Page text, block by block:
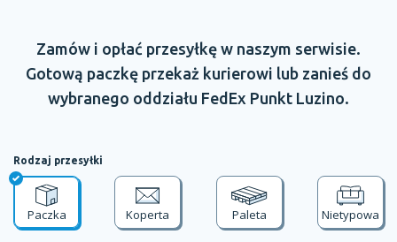
Zamów i opłać przesyłkę w naszym serwisie.
Gotową paczkę przekaż kurierowi lub zanieś do
wybranego oddziału FedEx Punkt Luzino.
Rodzaj przesyłki
Paczka Koperta Paleta Nietypowa